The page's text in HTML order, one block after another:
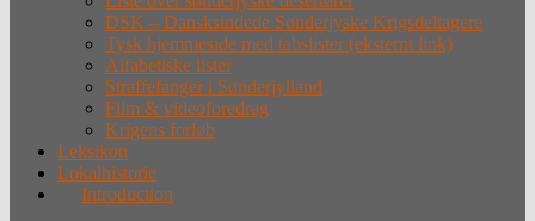
DSK – Dansksindede Sønderjyske Krigsdeltagere
Tysk hjemmeside med tabslister (eksternt link)
Alfabetiske lister
Straffefanger i Sønderjylland
Film & videoforedrag
Krigens forløb
Leksikon
Lokalhistorie
Introduction